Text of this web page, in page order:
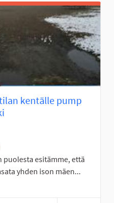
kentälle pump
puolesta esitämme, että
yhden ison mäen...
Itäinen Seinäjoki